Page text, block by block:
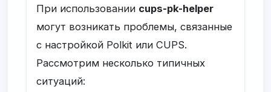
При использовании cups-pk-helper
могут возникать проблемы, связанные
с настройкой Polkit или CUPS.
Рассмотрим несколько типичных
ситуаций: